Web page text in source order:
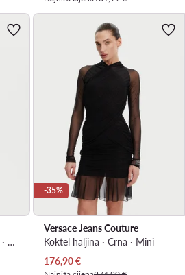
Haljina za svaki dan · Crna · Mini
-35%
Versace Jeans Couture
Koktel haljina · Crna · Mini
Trenutna cijena
176,90€